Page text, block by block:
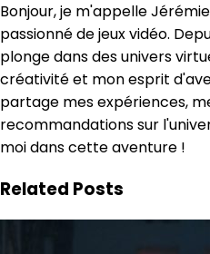
Bonjour, je m'appelle
passionné de jeux vidéo.
plonge dans des univers
créativité et mon esprit
partage mes expériences,
recommandations sur
moi dans cette aventure !
Related Posts